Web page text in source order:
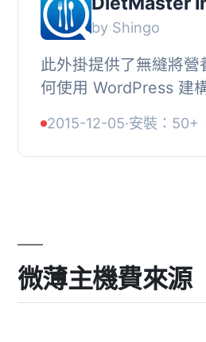
by Shingo
此外掛提供了無縫將營
何使用 WordPress 建
DietMaster Pro 營養軟
發布營養軟體工具...
2015-12-05·安裝：50+
微薄主機費來源